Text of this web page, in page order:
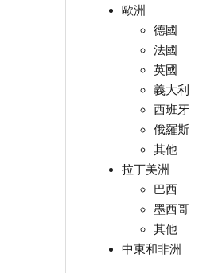
歐洲
德國
法國
英國
義大利
西班牙
俄羅斯
其他
拉丁美洲
巴西
墨西哥
其他
中東和非洲